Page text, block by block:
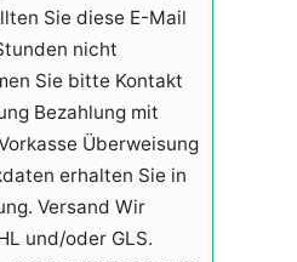
Sie diese E-Mail
nicht
Sie bitte Kontakt
Bezahlung mit
Überweisung
erhalten Sie in
Versand Wir
und/oder GLS.